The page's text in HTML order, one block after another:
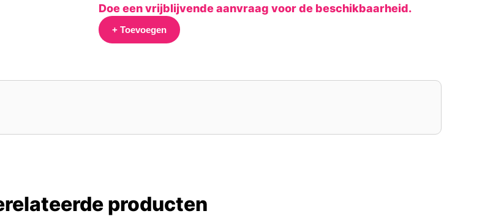
Doe een vrijblijvende aanvraag voor de beschikbaarheid.
+ Toevoegen
producten